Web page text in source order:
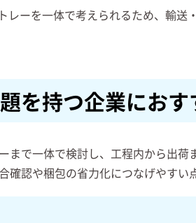
レーを一体で考えられるため、輸送
を持つ企業におす
まで一体で検討し、工程内から出
確認や梱包の省力化につなげやすい